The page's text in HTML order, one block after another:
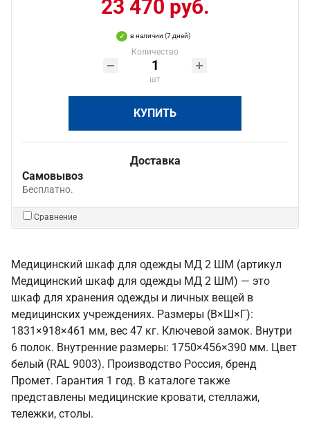
23 470 руб.
в наличии (7 дней)
Количество
шт
КУПИТЬ
Доставка
Самовывоз
Бесплатно.
Сравнение
Медицинский шкаф для одежды МД 2 ШМ (артикул
Медицинский шкаф для одежды МД 2 ШМ) — это
шкаф для хранения одежды и личных вещей в
медицинских учреждениях. Размеры (В×Ш×Г):
1831×918×461 мм, вес 47 кг. Ключевой замок. Внутри
6 полок. Внутренние размеры: 1750×456×390 мм. Цвет
белый (RAL 9003). Производство Россия, бренд
Промет. Гарантия 1 год. В каталоге также
представлены медицинские кровати, стеллажи,
тележки, столы.